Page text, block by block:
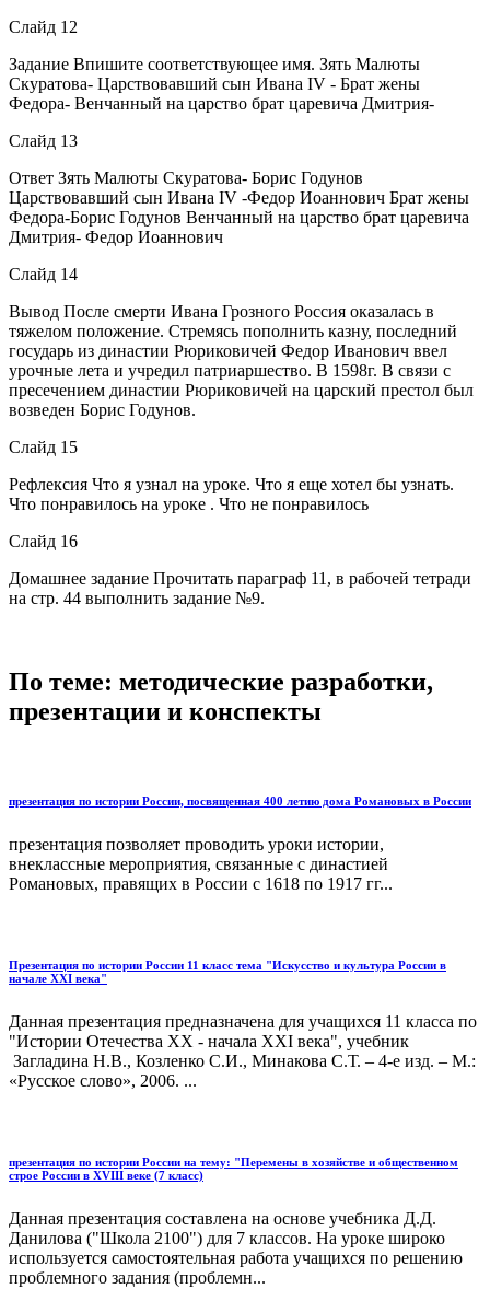
Слайд 12
Задание Впишите соответствующее имя. Зять Малюты
Скуратова- Царствовавший сын Ивана IV - Брат жены
Федора- Венчанный на царство брат царевича Дмитрия-
Слайд 13
Ответ Зять Малюты Скуратова- Борис Годунов
Царствовавший сын Ивана IV -Федор Иоаннович Брат жены
Федора-Борис Годунов Венчанный на царство брат царевича
Дмитрия- Федор Иоаннович
Слайд 14
Вывод После смерти Ивана Грозного Россия оказалась в
тяжелом положение. Стремясь пополнить казну, последний
государь из династии Рюриковичей Федор Иванович ввел
урочные лета и учредил патриаршество. В 1598г. В связи с
пресечением династии Рюриковичей на царский престол был
возведен Борис Годунов.
Слайд 15
Рефлексия Что я узнал на уроке. Что я еще хотел бы узнать.
Что понравилось на уроке . Что не понравилось
Слайд 16
Домашнее задание Прочитать параграф 11, в рабочей тетради
на стр. 44 выполнить задание №9.
По теме: методические разработки,
презентации и конспекты
презентация по истории России, посвященная 400 летию дома Романовых в России
презентация позволяет проводить уроки истории,
внеклассные мероприятия, связанные с династией
Романовых, правящих в России с 1618 по 1917 гг...
Презентация по истории России 11 класс тема "Искусство и культура России в
начале ХХI века"
Данная презентация предназначена для учащихся 11 класса по
"Истории Отечества ХХ - начала ХХI века", учебник
Загладина Н.В., Козленко С.И., Минакова С.Т. – 4-е изд. – М.:
«Русское слово», 2006. ...
презентация по истории России на тему: "Перемены в хозяйстве и общественном
строе России в XVIII веке (7 класс)
Данная презентация составлена на основе учебника Д.Д.
Данилова ("Школа 2100") для 7 классов. На уроке широко
используется самостоятельная работа учащихся по решению
проблемного задания (проблемн...